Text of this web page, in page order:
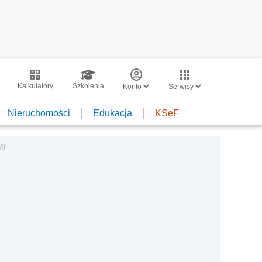
Kalkulatory Szkolenia Konto Serwisy
Nieruchomości Edukacja KSeF